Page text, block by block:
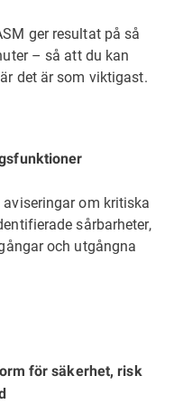
ger resultat på så
– så att du kan
det är som viktigast.
om kritiska
sårbarheter,
och utgångna
för säkerhet, risk